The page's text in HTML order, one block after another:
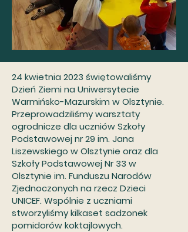
24 kwietnia 2023 świętowaliśmy
Dzień Ziemi na Uniwersytecie
Warmińsko-Mazurskim w Olsztynie.
Przeprowadziliśmy warsztaty
ogrodnicze dla uczniów Szkoły
Podstawowej nr 29 im. Jana
Liszewskiego w Olsztynie oraz dla
Szkoły Podstawowej Nr 33 w
Olsztynie im. Funduszu Narodów
Zjednoczonych na rzecz Dzieci
UNICEF. Wspólnie z uczniami
stworzyliśmy kilkaset sadzonek
pomidorów koktajlowych.